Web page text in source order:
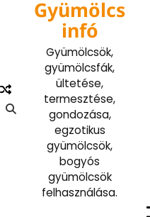
Gyümölcs
infó
Gyümölcsök,
gyümölcsfák,
ültetése,
termesztése,
gondozása,
egzotikus
gyümölcsök,
bogyós
gyümölcsök
felhasználása.